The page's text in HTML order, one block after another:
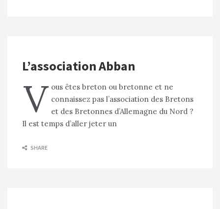
L’association Abban
V ous êtes breton ou bretonne et ne
connaissez pas l’association des Bretons
et des Bretonnes d’Allemagne du Nord ?
Il est temps d’aller jeter un
SHARE